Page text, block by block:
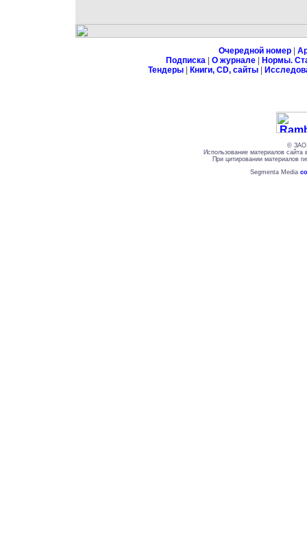
Очередной номер
Подписка| О журнале|
Нормы.
Тендеры
Книги, CD, сайты
© ЗАО
Использование материалов
При цитировании материалов
Segmenta Media